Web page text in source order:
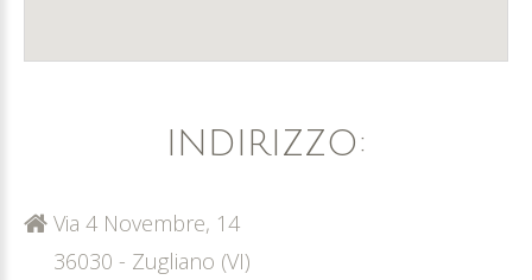
INDIRIZZO:
Via 4 Novembre, 14
36030 - Zugliano (VI)